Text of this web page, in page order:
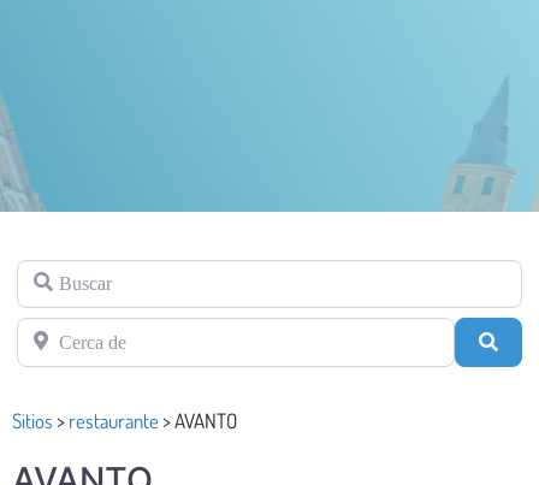
Buscar
Cerca de
Sitios >restaurante>AVANTO